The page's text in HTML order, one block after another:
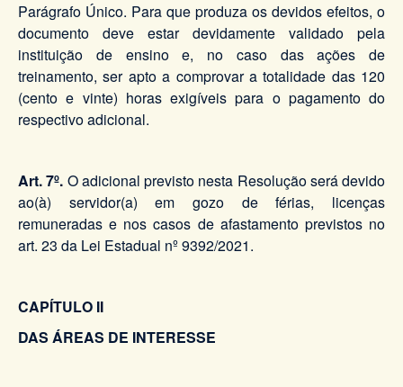
Parágrafo Único. Para que produza os devidos efeitos, o
documento deve estar devidamente validado pela
instituição de ensino e, no caso das ações de
treinamento, ser apto a comprovar a totalidade das 120
(cento e vinte) horas exigíveis para o pagamento do
respectivo adicional.
Art. 7º. O adicional previsto nesta Resolução será devido
ao(à) servidor(a) em gozo de férias, licenças
remuneradas e nos casos de afastamento previstos no
art. 23 da Lei Estadual nº 9392/2021.
CAPÍTULO II
DAS ÁREAS DE INTERESSE